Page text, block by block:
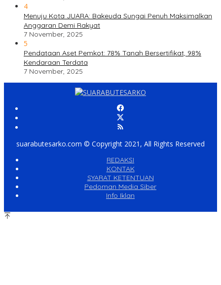
4
Menuju Kota JUARA: Bakeuda Sungai Penuh Maksimalkan
Anggaran Demi Rakyat
7 November, 2025
5
Pendataan Aset Pemkot: 78% Tanah Bersertifikat, 98%
Kendaraan Terdata
7 November, 2025
suarabutesarko.com © Copyright 2021, All Rights Reserved
REDAKSI
KONTAK
SYARAT KETENTUAN
Pedoman Media Siber
Info Iklan